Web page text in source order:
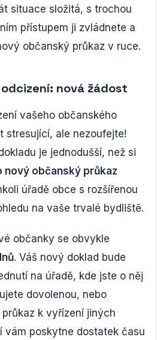
situace složitá, s trochou
přístupem ji zvládnete a
občanský průkaz v ruce.
nová žádost
vašeho občanského
stresující, ale nezoufejte!
je jednodušší, než si
nový občanský průkaz
úřadě obce s rozšířenou
na vaše trvalé bydliště.
občanky se obvykle
. Váš nový doklad bude
na úřadě, kde jste o něj
dovolenou, nebo
k vyřízení jiných
vám poskytne dostatek času